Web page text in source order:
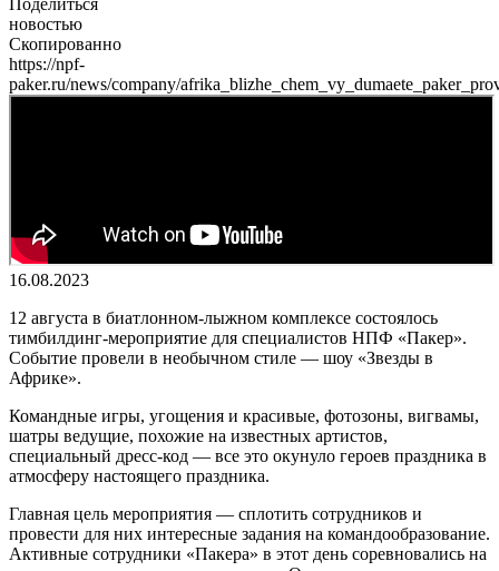
новостью
Скопированно
https://npf-
paker.ru/news/company/
16.08.2023
12 августа в биатлонном-лыжном комплексе состоялось
тимбилдинг-мероприятие для специалистов НПФ «Пакер».
Событие провели в необычном стиле — шоу «Звезды в
Африке».
Командные игры, угощения и красивые, фотозоны, вигвамы,
шатры ведущие, похожие на известных артистов,
специальный дресс-код — все это окунуло героев праздника в
атмосферу настоящего праздника.
Главная цель мероприятия — сплотить сотрудников и
провести для них интересные задания на командообразование.
Активные сотрудники «Пакера» в этот день соревновались на